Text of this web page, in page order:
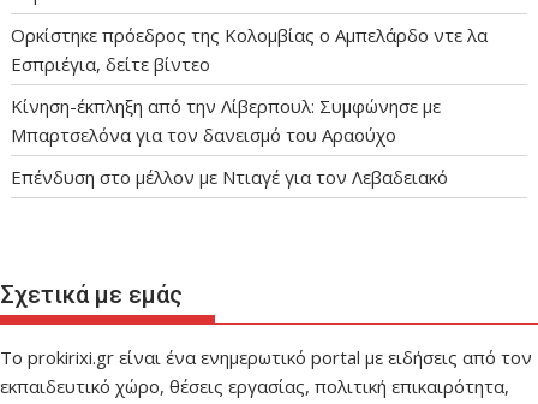
Ορκίστηκε πρόεδρος της Κολομβίας ο Αμπελάρδο ντε λα
Εσπριέγια, δείτε βίντεο
Κίνηση-έκπληξη από την Λίβερπουλ: Συμφώνησε με
Μπαρτσελόνα για τον δανεισμό του Αραούχο
Eπένδυση στο μέλλον με Ντιαγέ για τον Λεβαδειακό
Σχετικά με εμάς
Το prokirixi.gr είναι ένα ενημερωτικό portal με ειδήσεις από τον
εκπαιδευτικό χώρο, θέσεις εργασίας, πολιτική επικαιρότητα,